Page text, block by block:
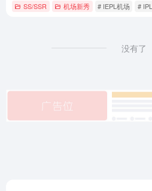
SS/SSR 机场新秀 # IEPL机场 #
没有了